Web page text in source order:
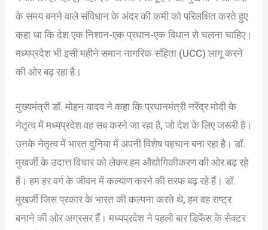
के समय बनने वाले संविधान के अंदर की कमी को परिलक्षित करते हुए
कहा था कि देश एक निशान-एक प्रधान-एक विधान से चलना चाहिए।
मध्यप्रदेश भी इसी महीने समान नागरिक संहिता (UCC) लागू करने
की ओर बढ़ रहा है।
मुख्यमंत्री डॉ. मोहन यादव ने कहा कि प्रधानमंत्री नरेंद्र मोदी के
नेतृत्व में मध्यप्रदेश वह सब करने जा रहा है, जो देश के लिए जरूरी है।
उनके नेतृत्व में भारत दुनिया में अपनी विशेष पहचान बना रहा है। डॉ.
मुखर्जी के उदात्त विचार को लेकर हम औद्योगिकीकरण की ओर बढ़ रहे
हैं। हम हर वर्ग के जीवन में कल्याण करने की तरफ बढ़ रहे हैं। डॉ.
मुखर्जी जिस प्रकार के भारत की कल्पना करते थे, हम वह राष्ट्र
बनाने की ओर अग्रसर हैं। मध्यप्रदेश ने पहली बार डिफेंस के सेक्टर